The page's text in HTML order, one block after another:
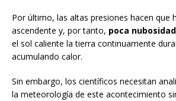
Por último, las altas presiones hacen que
ascendente y, por tanto, poca nubosidad
el sol caliente la tierra continuamente
acumulando calor.
Sin embargo, los científicos necesitan
la meteorología de este acontecimiento